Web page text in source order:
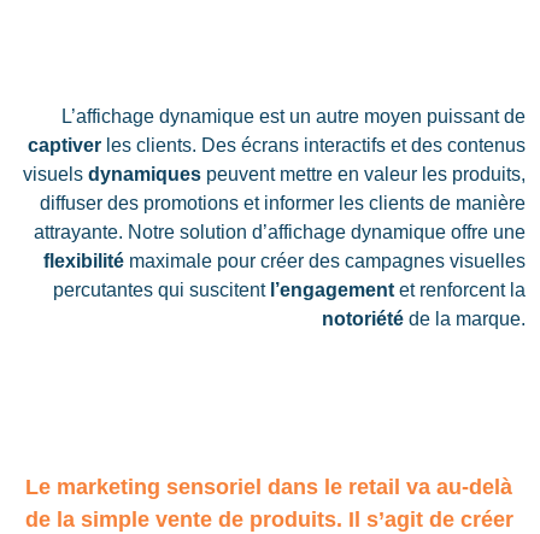
L’affichage dynamique est un autre moyen puissant de
captiver les clients. Des écrans interactifs et des contenus
visuelsdynamiques peuvent mettre en valeur les produits,
diffuser des promotions et informer les clients de manière
attrayante. Notre solution d’affichage dynamique offre une
flexibilité maximale pour créer des campagnes visuelles
percutantes qui suscitent l’engagement et renforcent la
notoriété de la marque.
Le marketing sensoriel dans le retail va au-delà
de la simple vente de produits. Il s’agit de créer